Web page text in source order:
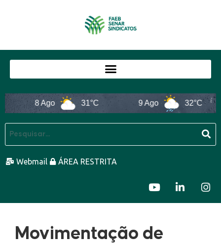
8 Ago 31°C 9 Ago 32°C
Webmail ÁREA RESTRITA
Movimentação de